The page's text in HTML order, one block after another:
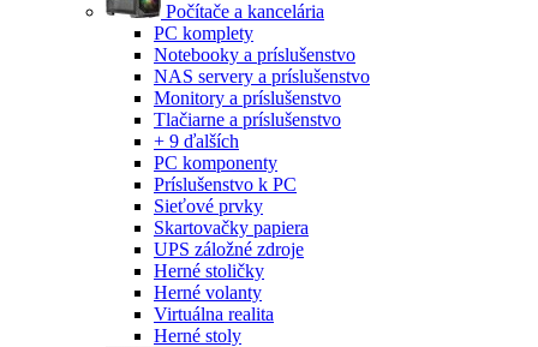
Počítače a kancelária
PC komplety
Notebooky a príslušenstvo
NAS servery a príslušenstvo
Monitory a príslušenstvo
Tlačiarne a príslušenstvo
+ 9 ďalších
PC komponenty
Príslušenstvo k PC
Sieťové prvky
Skartovačky papiera
UPS záložné zdroje
Herné stoličky
Herné volanty
Virtuálna realita
Herné stoly